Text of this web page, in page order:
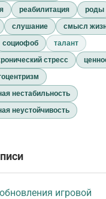
реабилитация
роды
слушание
смысл
социофоб
талант
стресс
нестабильность
неустойчивость
игровой